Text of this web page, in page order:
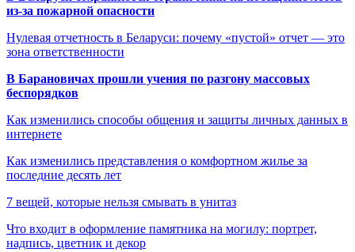
из-за пожарной опасности
Нулевая отчетность в Беларуси: почему «пустой» отчет — это
зона ответственности
В Барановичах прошли учения по разгону массовых
беспорядков
Как изменились способы общения и защиты личных данных в
интернете
Как изменились представления о комфортном жилье за
последние десять лет
7 вещей, которые нельзя смывать в унитаз
Что входит в оформление памятника на могилу: портрет,
надпись, цветник и декор